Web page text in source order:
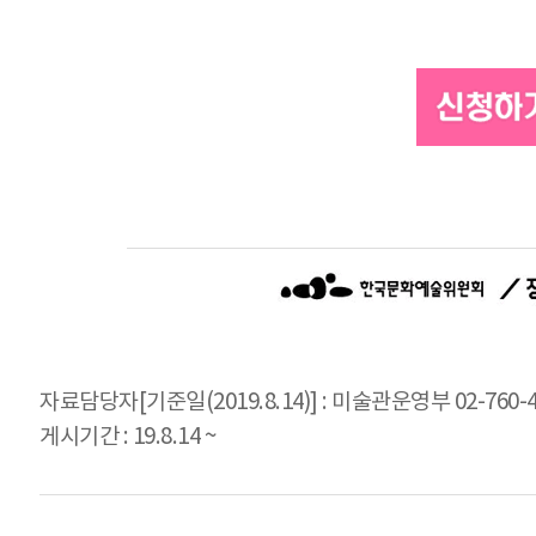
자료담당자[기준일(2019.8.14)] : 미술관운영부 02-760-
게시기간 : 19.8.14 ~